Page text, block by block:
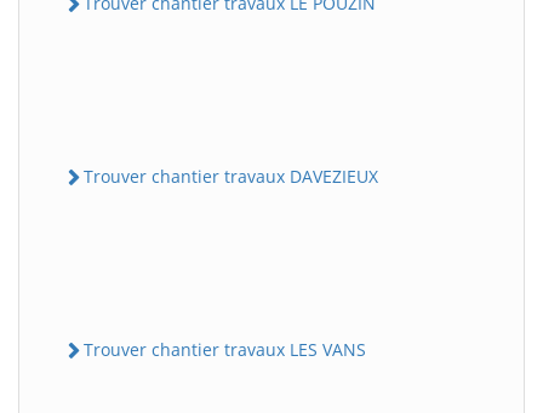
Trouver chantier travaux DAVEZIEUX
Trouver chantier travaux LES VANS